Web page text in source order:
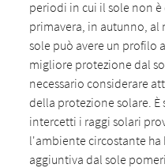
periodi in cui il sole non
primavera, in autunno, al
sole può avere un profilo
migliore protezione dal
necessario considerare
della protezione solare. È
intercetti i raggi solari
l'ambiente circostante
aggiuntiva dal sole